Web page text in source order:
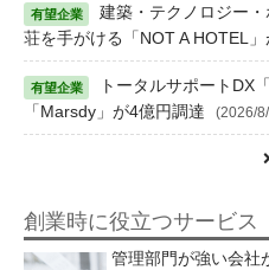
建築・テクノロジー
荘を手がける「NOT A HOTEL
トータルサポートDX
「Marsdy」が4億円調達
(2026/
創業時に役立つサービス
管理部門が強い会社